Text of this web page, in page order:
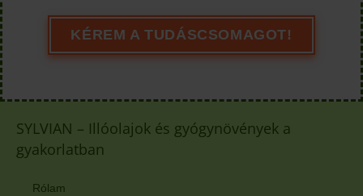
KÉREM A TUDÁSCSOMAGOT!
SYLVIAN – Illóolajok és gyógynövények a
gyakorlatban
Rólam